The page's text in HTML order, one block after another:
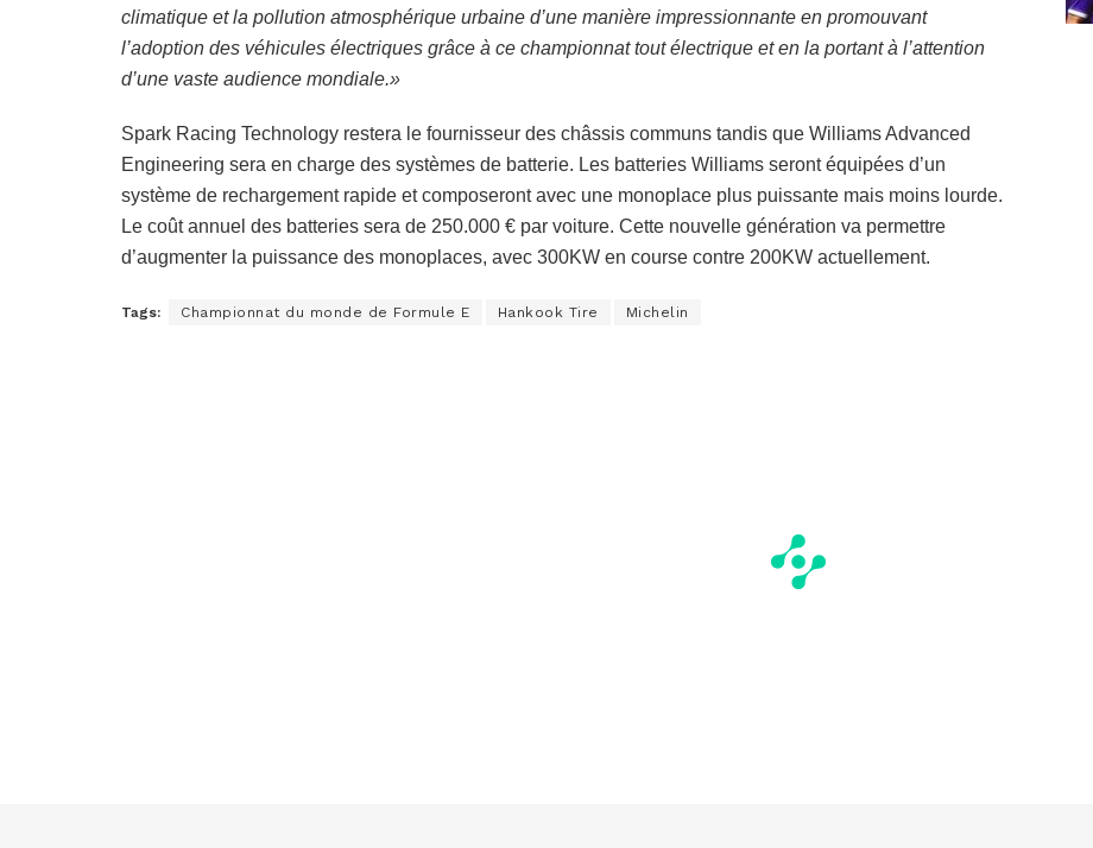
climatique et la pollution atmosphérique urbaine d’une manière impressionnante en promouvant
l’adoption des véhicules électriques grâce à ce championnat tout électrique et en la portant à l’attention
d’une vaste audience mondiale.»
Spark Racing Technology restera le fournisseur des châssis communs tandis que Williams Advanced
Engineering sera en charge des systèmes de batterie. Les batteries Williams seront équipées d’un
système de rechargement rapide et composeront avec une monoplace plus puissante mais moins lourde.
Le coût annuel des batteries sera de 250.000 € par voiture. Cette nouvelle génération va permettre
d’augmenter la puissance des monoplaces, avec 300KW en course contre 200KW actuellement.
Tags: Championnat du monde de Formule E Hankook Tire Michelin